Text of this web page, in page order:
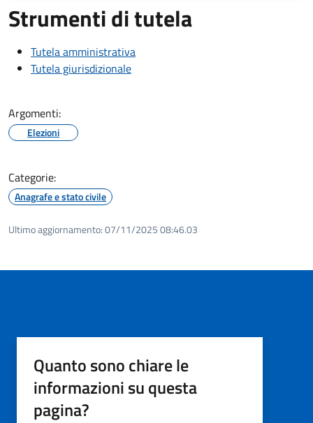
Strumenti di tutela
Tutela amministrativa
Tutela giurisdizionale
Argomenti:
Elezioni
Categorie:
Anagrafe e stato civile
Ultimo aggiornamento:07/11/2025 08:46.03
Quanto sono chiare le
informazioni su questa
pagina?